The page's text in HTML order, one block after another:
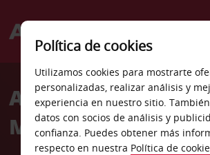
Welcome
AvisAlquiler de coches
Missouri City
Política de cookies
Utilizamos cookies para mostrarte
personalizadas, realizar análisis y
experiencia en nuestro sitio.
datos con socios de análisis y
confianza. Puedes obtener más
respecto en nuestra Política de